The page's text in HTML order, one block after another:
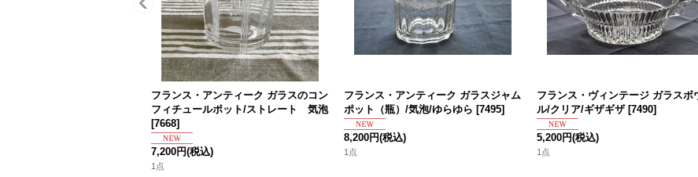
フランス・アンティーク ガラスのコン
フィチュールポット/ストレート 気泡
[7668]
7,200円(税込)
1点
フランス・アンティーク ガラスジャム
ポット（瓶）/気泡/ゆらゆら [7495]
8,200円(税込)
1点
フランス・ヴィンテージ ガラスボ
ル/クリア/ギザギザ [7490]
5,200円(税込)
1点